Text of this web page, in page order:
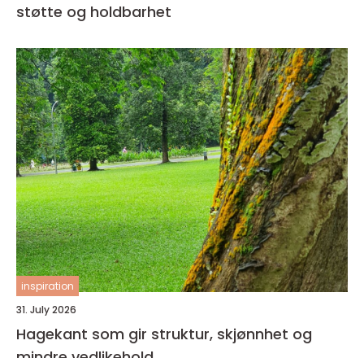
støtte og holdbarhet
inspiration
31. July 2026
Hagekant som gir struktur, skjønnhet og